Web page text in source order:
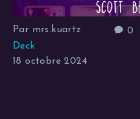
0
Par mrs.kuartz
Deck
18 octobre 2024